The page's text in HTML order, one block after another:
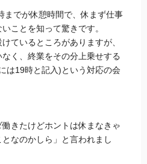
営業マンはあまり会いにこない
に問題もないので来られても話
丁度いいと思っています。
来ますし、ちゃんと一か月前ま
ますがきちんとくれます。
んびりこのまま続ける予定で
までが休憩時間で、休まず仕事
ことを知って驚きです。
ているところがありますが、
く、終業をその分上乗せする
は19時と記入)という対応の会
きたけどホントは休まなきゃ
なのかしら」と言われまし